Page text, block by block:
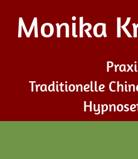
Monika
Traditionelle